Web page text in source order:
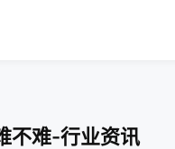
不难-行业资讯